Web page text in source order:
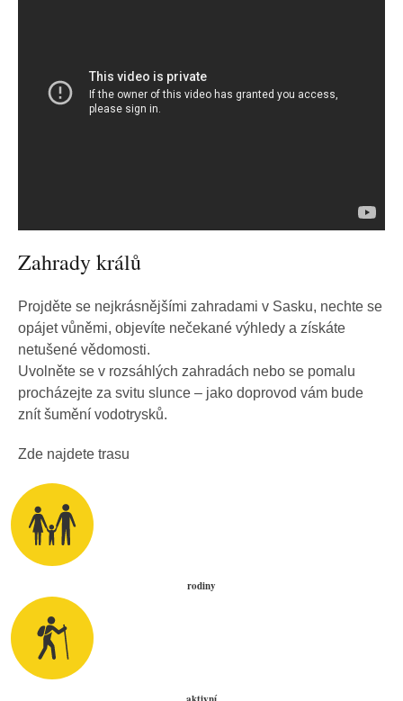
Zahrady králů
Projděte se nejkrásnějšími zahradami v Sasku, nechte se
opájet vůněmi, objevíte nečekané výhledy a získáte
netušené vědomosti.
Uvolněte se v rozsáhlých zahradách nebo se pomalu
procházejte za svitu slunce – jako doprovod vám bude
znít šumění vodotrysků.
Zde najdete trasu
rodiny